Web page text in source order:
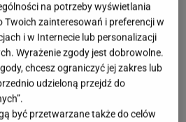
aktywnie działa w branży
tylko w produkcjach
deskach teatru. Największą
wszystkim za kreację
latach
Ranczu". Od jakiegoś czasu
na potrzeby wyświetlania
Twoich zainteresowań i preferencji w
i w Internecie lub personalizacji
Wyrażenie zgody jest dobrowolne.
chcesz ograniczyć jej zakres lub
udzieloną przejdź do
być przetwarzane także do celów